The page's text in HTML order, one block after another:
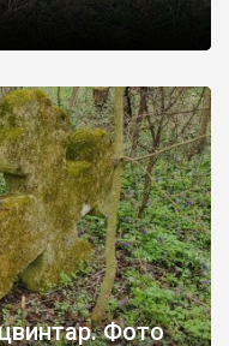
Фото